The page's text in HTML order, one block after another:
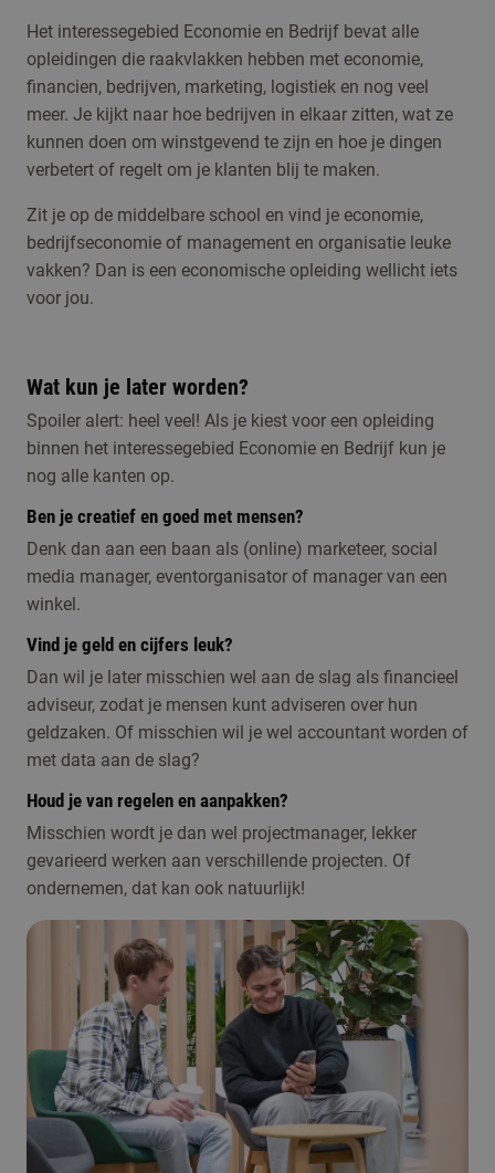
Het interessegebied Economie en Bedrijf bevat alle
opleidingen die raakvlakken hebben met economie,
financien, bedrijven, marketing, logistiek en nog veel
meer. Je kijkt naar hoe bedrijven in elkaar zitten, wat ze
kunnen doen om winstgevend te zijn en hoe je dingen
verbetert of regelt om je klanten blij te maken.
Zit je op de middelbare school en vind je economie,
bedrijfseconomie of management en organisatie leuke
vakken? Dan is een economische opleiding wellicht iets
voor jou.
Wat kun je later worden?
Spoiler alert: heel veel! Als je kiest voor een opleiding
binnen het interessegebied Economie en Bedrijf kun je
nog alle kanten op.
Ben je creatief en goed met mensen?
Denk dan aan een baan als (online) marketeer, social
media manager, eventorganisator of manager van een
winkel.
Vind je geld en cijfers leuk?
Dan wil je later misschien wel aan de slag als financieel
adviseur, zodat je mensen kunt adviseren over hun
geldzaken. Of misschien wil je wel accountant worden of
met data aan de slag?
Houd je van regelen en aanpakken?
Misschien wordt je dan wel projectmanager, lekker
gevarieerd werken aan verschillende projecten. Of
ondernemen, dat kan ook natuurlijk!